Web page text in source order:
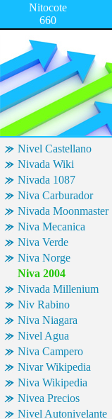
Nitocote
660
Nivel Castellano
Nivada Wiki
Nivada 1087
Niva Carburador
Nivada Moonmaster
Niva Mecanica
Niva Verde
Niva Norge
Niva 2004
Nivada Millenium
Niv Rabino
Niva Niagara
Nivel Agua
Niva Campero
Nivar Wikipedia
Niva Wikipedia
Nivea Precios
Nivel Autonivelante